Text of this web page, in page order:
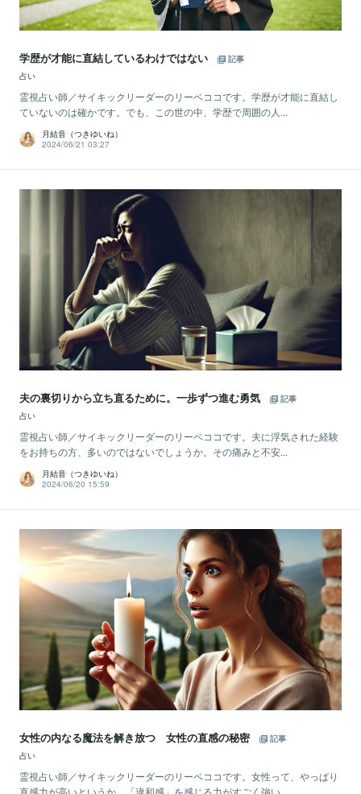
学歴が才能に直結しているわけではない
記事
占い
霊視占い師／サイキックリーダーのリーベココです。学歴が才能に直結し
ていないのは確かです。でも、この世の中、学歴で周囲の人...
月結音（つきゆいね）
2024/06/21 03:27
夫の裏切りから立ち直るために。一歩ずつ進む勇気
記事
占い
霊視占い師／サイキックリーダーのリーベココです。夫に浮気された経験
をお持ちの方、多いのではないでしょうか。その痛みと不安...
月結音（つきゆいね）
2024/06/20 15:59
女性の内なる魔法を解き放つ 女性の直感の秘密
記事
占い
霊視占い師／サイキックリーダーのリーベココです。女性って、やっぱり
直感力が高いというか、「違和感」を感じる力がすごく強い...